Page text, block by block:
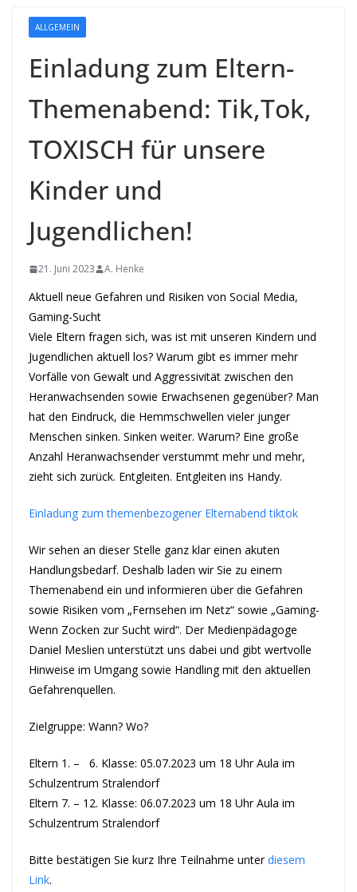
ALLGEMEIN
Einladung zum Eltern-
Themenabend: Tik,Tok,
TOXISCH für unsere
Kinder und
Jugendlichen!
21. Juni 2023 A. Henke
Aktuell neue Gefahren und Risiken von Social Media,
Gaming-Sucht
Viele Eltern fragen sich, was ist mit unseren Kindern und
Jugendlichen aktuell los? Warum gibt es immer mehr
Vorfälle von Gewalt und Aggressivität zwischen den
Heranwachsenden sowie Erwachsenen gegenüber? Man
hat den Eindruck, die Hemmschwellen vieler junger
Menschen sinken. Sinken weiter. Warum? Eine große
Anzahl Heranwachsender verstummt mehr und mehr,
zieht sich zurück. Entgleiten. Entgleiten ins Handy.
Einladung zum themenbezogener Elternabend tiktok
Wir sehen an dieser Stelle ganz klar einen akuten
Handlungsbedarf. Deshalb laden wir Sie zu einem
Themenabend ein und informieren über die Gefahren
sowie Risiken vom „Fernsehen im Netz“ sowie „Gaming-
Wenn Zocken zur Sucht wird“. Der Medienpädagoge
Daniel Meslien unterstützt uns dabei und gibt wertvolle
Hinweise im Umgang sowie Handling mit den aktuellen
Gefahrenquellen.
Zielgruppe: Wann? Wo?
Eltern 1. – 6. Klasse: 05.07.2023 um 18 Uhr Aula im
Schulzentrum Stralendorf
Eltern 7. – 12. Klasse: 06.07.2023 um 18 Uhr Aula im
Schulzentrum Stralendorf
Bitte bestätigen Sie kurz Ihre Teilnahme unterdiesem
Link.